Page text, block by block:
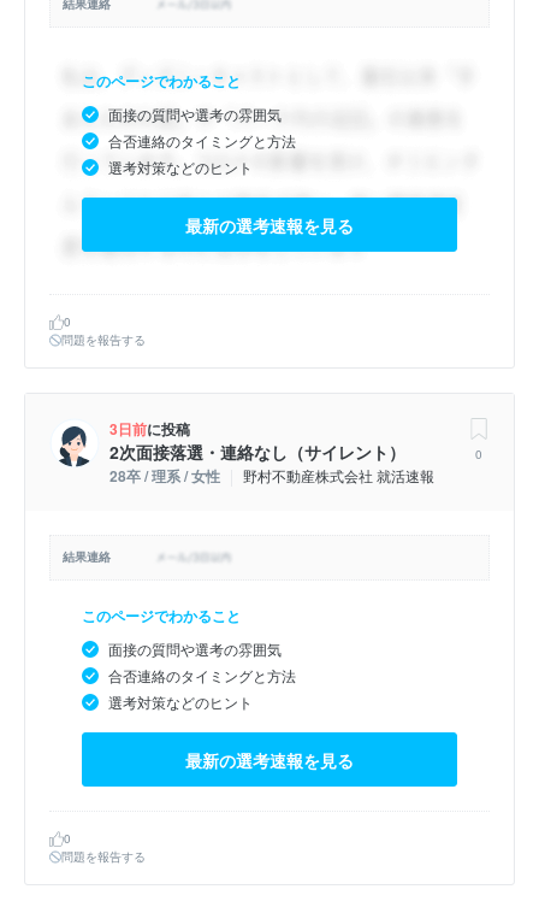
このページでわかること
面接の質問や選考の雰囲気
合否連絡のタイミングと方法
選考対策などのヒント
最新の選考速報を見る
0
問題を報告する
3日前に投稿
2次面接落選・連絡なし（サイレント）
28卒 / 理系 / 女性 野村不動産株式会社 就活速報
0
結果連絡
このページでわかること
面接の質問や選考の雰囲気
合否連絡のタイミングと方法
選考対策などのヒント
最新の選考速報を見る
0
問題を報告する